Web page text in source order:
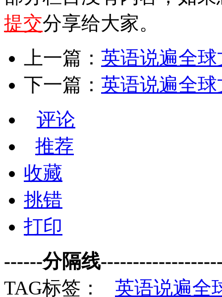
提交分享给大家。
上一篇： 英语说遍全球
下一篇： 英语说遍全球
评论
推荐
收藏
挑错
打印
------分隔线
TAG标签：
英语说遍全